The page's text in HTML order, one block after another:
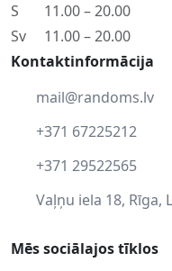
S
11.00 – 20.00
Sv
11.00 – 20.00
Kontaktinformācija
mail@randoms.lv
+371 67225212
+371 29522565
Vaļņu iela 18, Rīga,
Mēs sociālajos tīklos